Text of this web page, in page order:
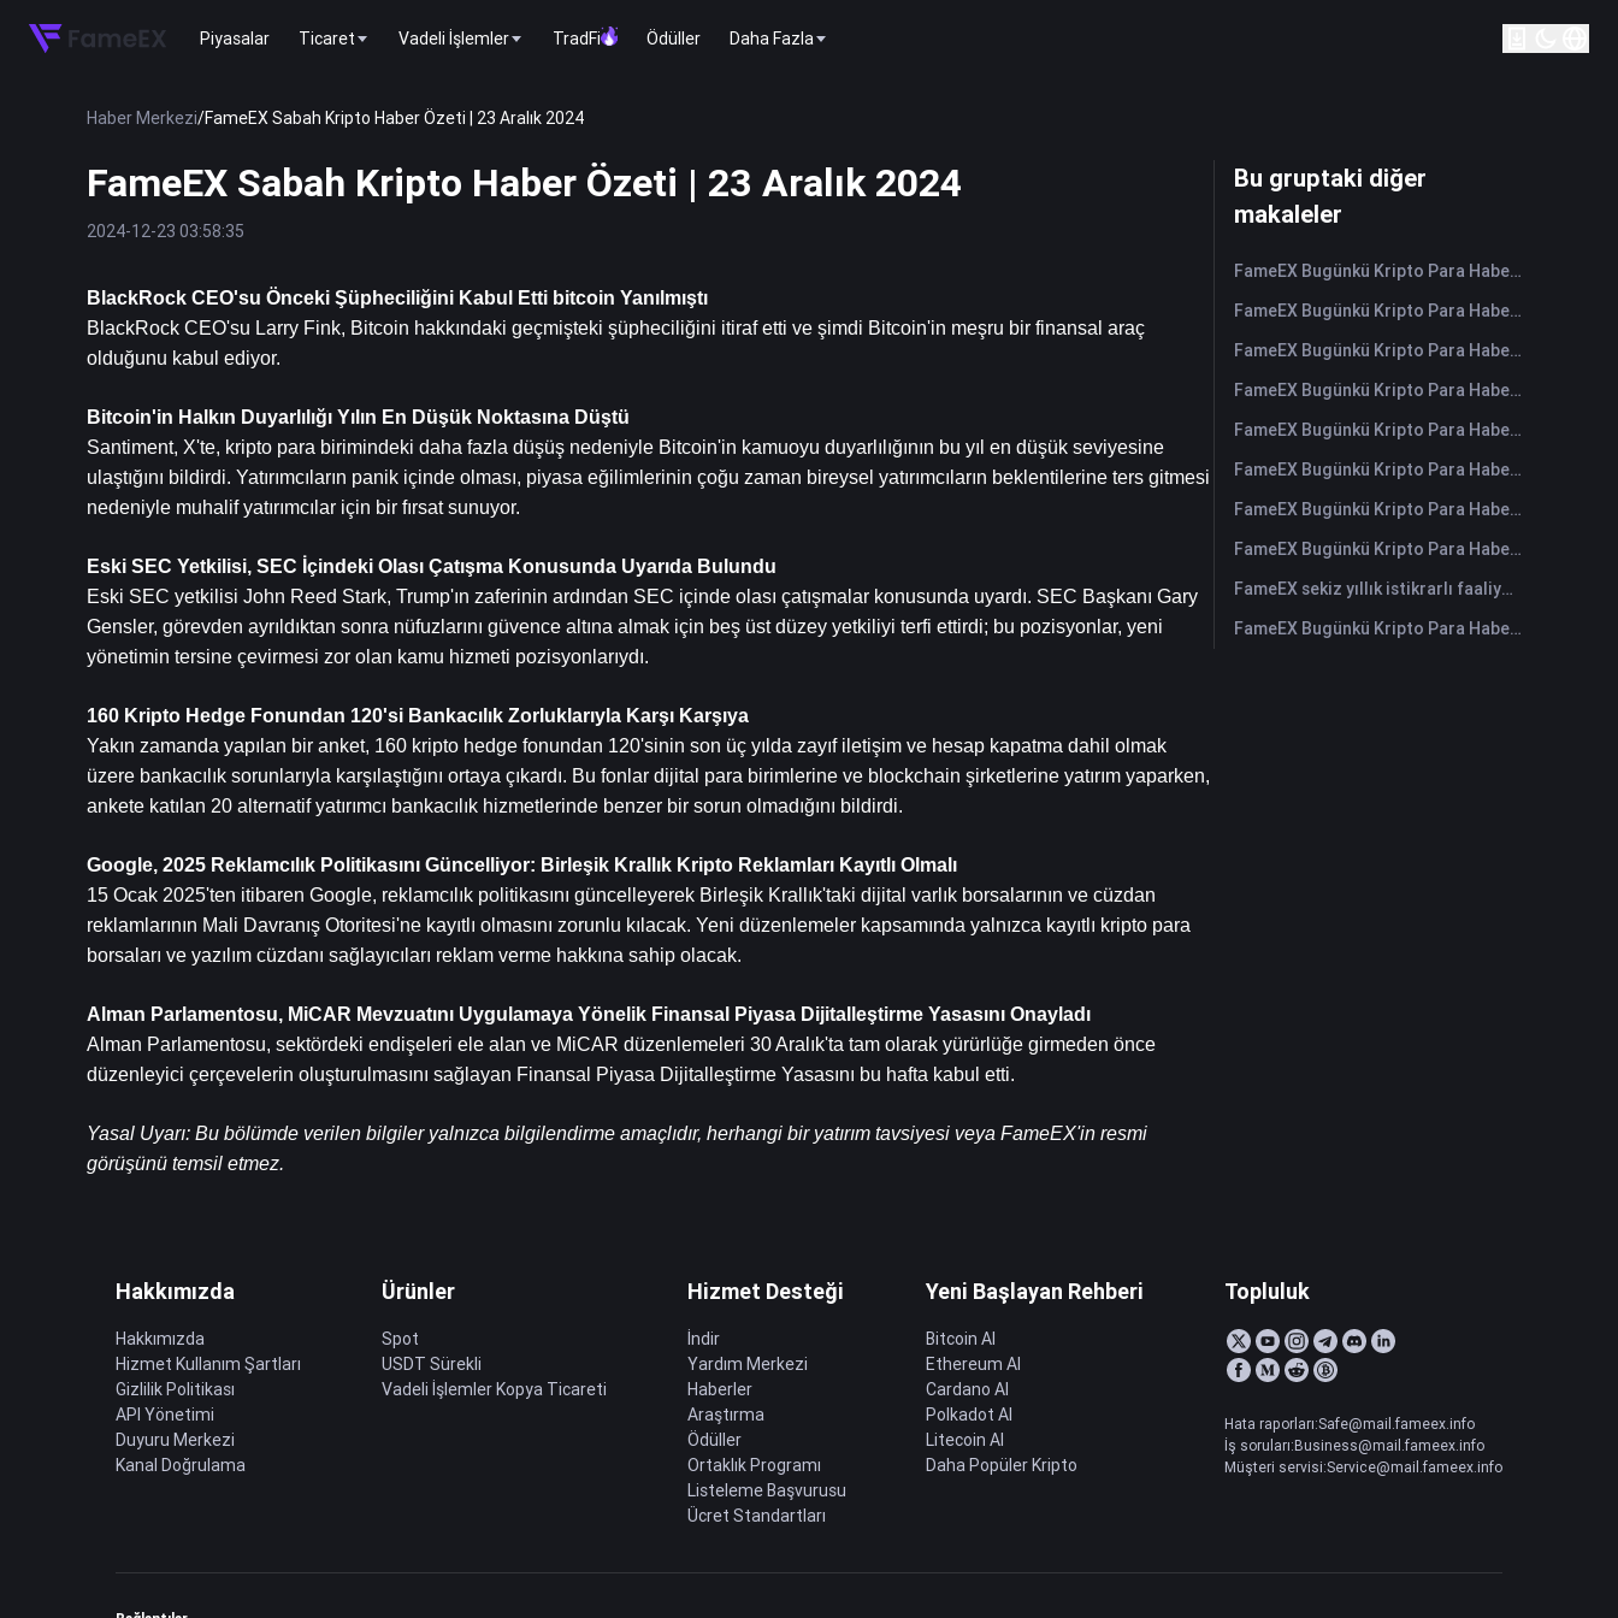
Piyasalar Ticaret Vadeli İşlemler TradFi Ödüller Daha Fazla
Haber Merkezi/FameEX Sabah Kripto Haber Özeti | 23 Aralık 2024
FameEX Sabah Kripto Haber Özeti | 23 Aralık 2024
2024-12-23 03:58:35
BlackRock CEO'su Önceki Şüpheciliğini Kabul Etti bitcoin Yanılmıştı
BlackRock CEO'su Larry Fink, Bitcoin hakkındaki geçmişteki şüpheciliğini itiraf etti ve şimdi Bitcoin'in meşru bir finansal araç
olduğunu kabul ediyor.
Bitcoin'in Halkın Duyarlılığı Yılın En Düşük Noktasına Düştü
Santiment, X'te, kripto para birimindeki daha fazla düşüş nedeniyle Bitcoin'in kamuoyu duyarlılığının bu yıl en düşük seviyesine
ulaştığını bildirdi. Yatırımcıların panik içinde olması, piyasa eğilimlerinin çoğu zaman bireysel yatırımcıların beklentilerine ters gitmesi
nedeniyle muhalif yatırımcılar için bir fırsat sunuyor.
Eski SEC Yetkilisi, SEC İçindeki Olası Çatışma Konusunda Uyarıda Bulundu
Eski SEC yetkilisi John Reed Stark, Trump'ın zaferinin ardından SEC içinde olası çatışmalar konusunda uyardı. SEC Başkanı Gary
Gensler, görevden ayrıldıktan sonra nüfuzlarını güvence altına almak için beş üst düzey yetkiliyi terfi ettirdi; bu pozisyonlar, yeni
yönetimin tersine çevirmesi zor olan kamu hizmeti pozisyonlarıydı.
160 Kripto Hedge Fonundan 120'si Bankacılık Zorluklarıyla Karşı Karşıya
Yakın zamanda yapılan bir anket, 160 kripto hedge fonundan 120'sinin son üç yılda zayıf iletişim ve hesap kapatma dahil olmak
üzere bankacılık sorunlarıyla karşılaştığını ortaya çıkardı. Bu fonlar dijital para birimlerine ve blockchain şirketlerine yatırım yaparken,
ankete katılan 20 alternatif yatırımcı bankacılık hizmetlerinde benzer bir sorun olmadığını bildirdi.
Google, 2025 Reklamcılık Politikasını Güncelliyor: Birleşik Krallık Kripto Reklamları Kayıtlı Olmalı
15 Ocak 2025'ten itibaren Google, reklamcılık politikasını güncelleyerek Birleşik Krallık'taki dijital varlık borsalarının ve cüzdan
reklamlarının Mali Davranış Otoritesi'ne kayıtlı olmasını zorunlu kılacak. Yeni düzenlemeler kapsamında yalnızca kayıtlı kripto para
borsaları ve yazılım cüzdanı sağlayıcıları reklam verme hakkına sahip olacak.
Alman Parlamentosu, MiCAR Mevzuatını Uygulamaya Yönelik Finansal Piyasa Dijitalleştirme Yasasını Onayladı
Alman Parlamentosu, sektördeki endişeleri ele alan ve MiCAR düzenlemeleri 30 Aralık'ta tam olarak yürürlüğe girmeden önce
düzenleyici çerçevelerin oluşturulmasını sağlayan Finansal Piyasa Dijitalleştirme Yasasını bu hafta kabul etti.
Yasal Uyarı: Bu bölümde verilen bilgiler yalnızca bilgilendirme amaçlıdır, herhangi bir yatırım tavsiyesi veya FameEX'in resmi
görüşünü temsil etmez.
Bu gruptaki diğer
makaleler
FameEX Bugünkü Kripto Para Haberleri Özeti | 7 Ağustos 2026
FameEX Bugünkü Kripto Para Haberleri Özeti | 6 Ağustos 2026
FameEX Bugünkü Kripto Para Haberleri Özeti | 5 Ağustos 2026
FameEX Bugünkü Kripto Para Haberleri Özeti | 4 Ağustos 2026
FameEX Bugünkü Kripto Para Haberleri Özeti | 3 Ağustos 2026
FameEX Bugünkü Kripto Para Haberleri Özeti | 31 Temmuz 2026
FameEX Bugünkü Kripto Para Haberleri Özeti | 30 Temmuz 2026
FameEX Bugünkü Kripto Para Haberleri Özeti | 29 Temmuz 2026
FameEX sekiz yıllık istikrarlı faaliyetleri ve küresel büyümesiyle kullanıcı güvenini güçlendiriyor
FameEX Bugünkü Kripto Para Haberleri Özeti | 28 Temmuz 2026
Hakkımızda
Hakkımızda
Hizmet Kullanım Şartları
Gizlilik Politikası
API Yönetimi
Duyuru Merkezi
Kanal Doğrulama
Ürünler
Spot
USDT Sürekli
Vadeli İşlemler Kopya Ticareti
Hizmet Desteği
İndir
Yardım Merkezi
Haberler
Araştırma
Ödüller
Ortaklık Programı
Listeleme Başvurusu
Ücret Standartları
Yeni Başlayan Rehberi
Bitcoin Al
Ethereum Al
Cardano Al
Polkadot Al
Litecoin Al
Daha Popüler Kripto
Topluluk
Hata raporları:Safe@mail.fameex.info
İş soruları:Business@mail.fameex.info
Müşteri servisi:Service@mail.fameex.info